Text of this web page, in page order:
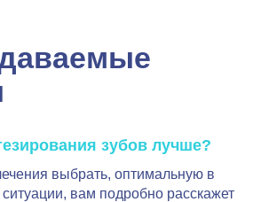
зубов лучше?
выбрать, оптимальную в
вам подробно расскажет